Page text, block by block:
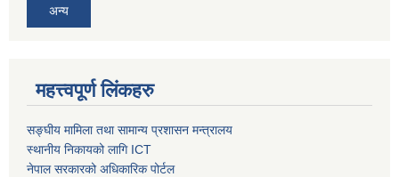
अन्य
महत्त्वपूर्ण लिंकहरु
सङ्घीय मामिला तथा सामान्य प्रशासन मन्त्रालय
स्थानीय निकायको लागि ICT
नेपाल सरकारको अधिकारिक पोर्टल